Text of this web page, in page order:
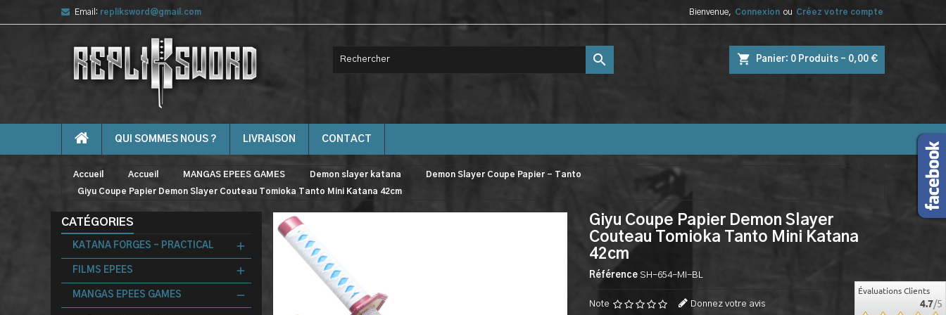
Email: repliksword@gmail.com Bienvenue, Connexion ou Créez votre compte
shopping_cart Panier: 0 Produits - 0,00 €

QUI SOMMES NOUS ? LIVRAISON CONTACT
Accueil Accueil MANGAS EPEES GAMES Demon slayer katana
Demon Slayer Coupe Papier - Tanto
Giyu Coupe Papier Demon Slayer Couteau Tomioka Tanto Mini Katana 42cm
CATÉGORIES
KATANA FORGES - PRACTICAL
FILMS EPEES
MANGAS EPEES GAMES
Giyu Coupe Papier Demon Slayer
Couteau Tomioka Tanto Mini Katana
42cm
Référence SH-654-MI-BL
Note Donnez votre avis
Évaluations Clients
4.7/5